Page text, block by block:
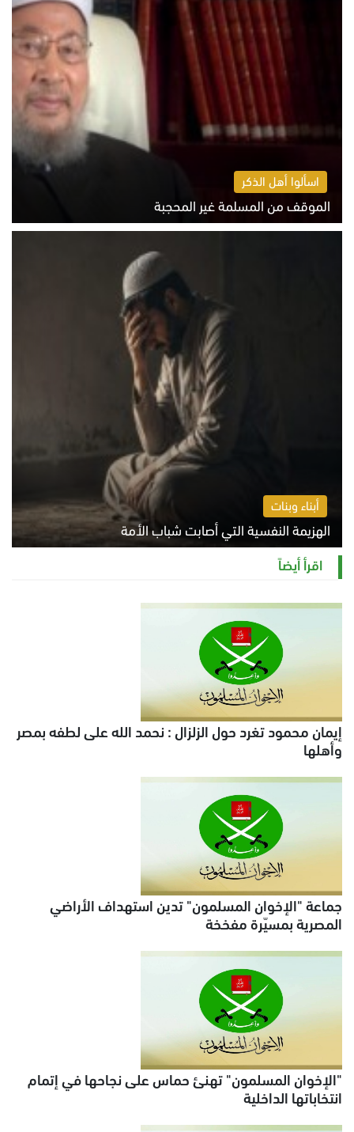
اسألوا أهل الذكر
الموقف من المسلمة غير المحجبة
الخميس 6 أغسطس 2026 10:45 ص
أبناء وبنات
الهزيمة النفسية التي أصابت شباب الأمة
الخميس 6 أغسطس 2026 11:12 ص
اقرأ أيضاً
إيمان محمود تغرد حول الزلزال : نحمد الله على لطفه بمصر
وأهلها
جماعة "الإخوان المسلمون" تدين استهداف الأراضي
المصرية بمسيّرة مفخخة
"الإخوان المسلمون" تهنئ حماس على نجاحها في إتمام
انتخاباتها الداخلية